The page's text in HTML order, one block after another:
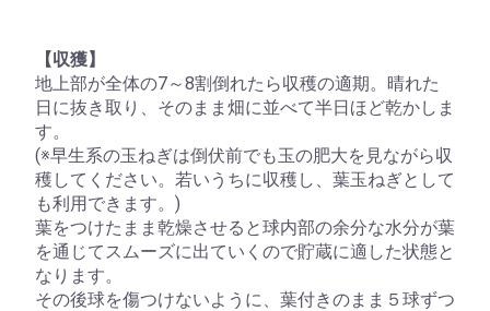
【収獲】
地上部が全体の7～8割倒れたら収穫の適期。晴れた
日に抜き取り、そのまま畑に並べて半日ほど乾かしま
す。
(※早生系の玉ねぎは倒伏前でも玉の肥大を見ながら収
穫してください。若いうちに収穫し、葉玉ねぎとして
も利用できます。)
葉をつけたまま乾燥させると球内部の余分な水分が葉
を通じてスムーズに出ていくので貯蔵に適した状態と
なります。
その後球を傷つけないように、葉付きのまま５球ずつ